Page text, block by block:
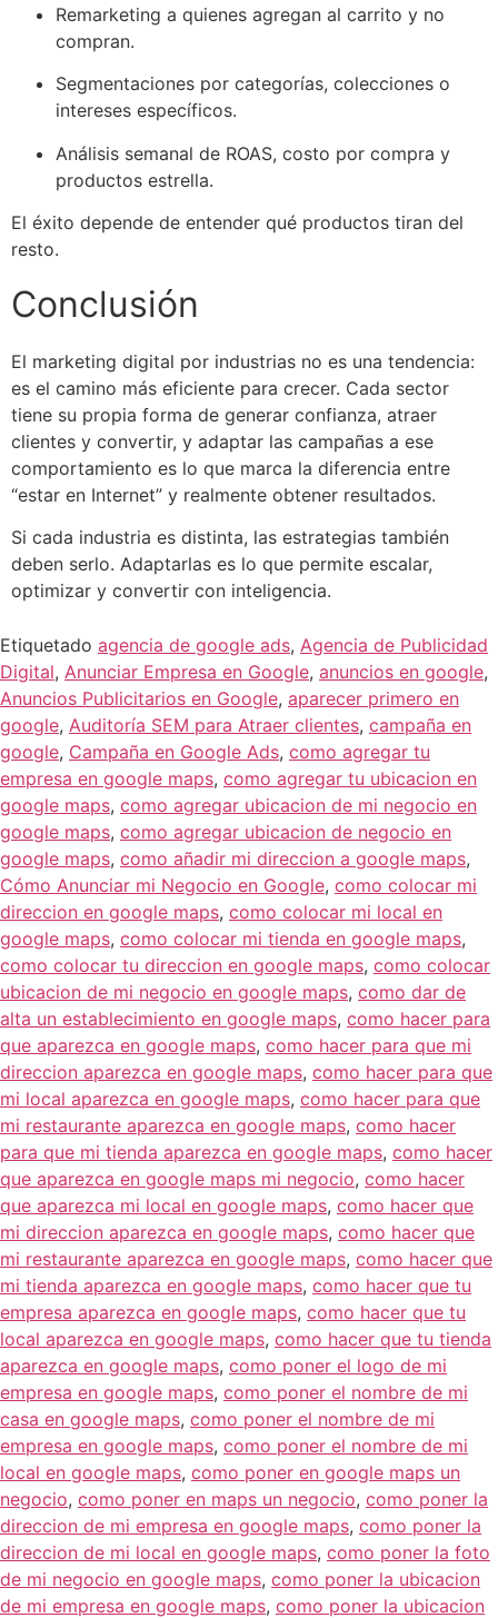
Remarketing a quienes agregan al carrito y no
compran.
Segmentaciones por categorías, colecciones o
intereses específicos.
Análisis semanal de ROAS, costo por compra y
productos estrella.
El éxito depende de entender qué productos tiran del
resto.
Conclusión
El marketing digital por industrias no es una tendencia:
es el camino más eficiente para crecer. Cada sector
tiene su propia forma de generar confianza, atraer
clientes y convertir, y adaptar las campañas a ese
comportamiento es lo que marca la diferencia entre
“estar en Internet” y realmente obtener resultados.
Si cada industria es distinta, las estrategias también
deben serlo. Adaptarlas es lo que permite escalar,
optimizar y convertir con inteligencia.
Etiquetado agencia de google ads, Agencia de Publicidad
Digital, Anunciar Empresa en Google, anuncios en google,
Anuncios Publicitarios en Google, aparecer primero en
google, Auditoría SEM para Atraer clientes, campaña en
google, Campaña en Google Ads, como agregar tu
empresa en google maps, como agregar tu ubicacion en
google maps, como agregar ubicacion de mi negocio en
google maps, como agregar ubicacion de negocio en
google maps, como añadir mi direccion a google maps,
Cómo Anunciar mi Negocio en Google, como colocar mi
direccion en google maps, como colocar mi local en
google maps, como colocar mi tienda en google maps,
como colocar tu direccion en google maps, como colocar
ubicacion de mi negocio en google maps, como dar de
alta un establecimiento en google maps, como hacer para
que aparezca en google maps, como hacer para que mi
direccion aparezca en google maps, como hacer para que
mi local aparezca en google maps, como hacer para que
mi restaurante aparezca en google maps, como hacer
para que mi tienda aparezca en google maps, como hacer
que aparezca en google maps mi negocio, como hacer
que aparezca mi local en google maps, como hacer que
mi direccion aparezca en google maps, como hacer que
mi restaurante aparezca en google maps, como hacer que
mi tienda aparezca en google maps, como hacer que tu
empresa aparezca en google maps, como hacer que tu
local aparezca en google maps, como hacer que tu tienda
aparezca en google maps, como poner el logo de mi
empresa en google maps, como poner el nombre de mi
casa en google maps, como poner el nombre de mi
empresa en google maps, como poner el nombre de mi
local en google maps, como poner en google maps un
negocio, como poner en maps un negocio, como poner la
direccion de mi empresa en google maps, como poner la
direccion de mi local en google maps, como poner la foto
de mi negocio en google maps, como poner la ubicacion
de mi empresa en google maps, como poner la ubicacion